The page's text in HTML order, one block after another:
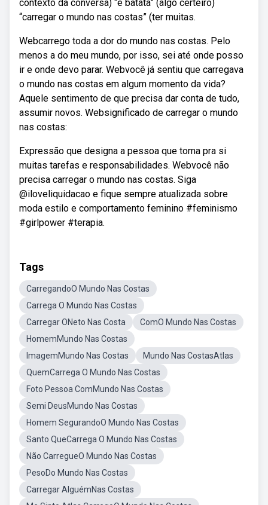
contexto da conversa) “é batata” (algo certeiro)
“carregar o mundo nas costas” (ter muitas.
Webcarrego toda a dor do mundo nas costas. Pelo
menos a do meu mundo, por isso, sei até onde posso
ir e onde devo parar. Webvocê já sentiu que carregava
o mundo nas costas em algum momento da vida?
Aquele sentimento de que precisa dar conta de tudo,
assumir novos. Websignificado de carregar o mundo
nas costas:
Expressão que designa a pessoa que toma pra si
muitas tarefas e responsabilidades. Webvocê não
precisa carregar o mundo nas costas. Siga
@iloveliquidacao e fique sempre atualizada sobre
moda estilo e comportamento feminino #feminismo
#girlpower #terapia.
Tags
CarregandoO Mundo Nas Costas
Carrega O Mundo Nas Costas
Carregar ONeto Nas Costa
ComO Mundo Nas Costas
HomemMundo Nas Costas
ImagemMundo Nas Costas
Mundo Nas CostasAtlas
QuemCarrega O Mundo Nas Costas
Foto Pessoa ComMundo Nas Costas
Semi DeusMundo Nas Costas
Homem SegurandoO Mundo Nas Costas
Santo QueCarrega O Mundo Nas Costas
Não CarregueO Mundo Nas Costas
PesoDo Mundo Nas Costas
Carregar AlguémNas Costas